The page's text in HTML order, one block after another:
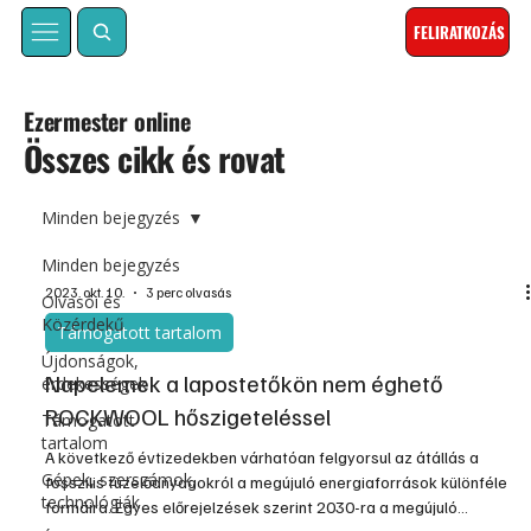
FELIRATKOZÁS
Összes cikk és rovat
Ezermester online
Minden bejegyzés
Olvasói és
Közérdekű
Újdonságok,
érdekességek
Támogatott
tartalom
Gépek, szerszámok,
technológiák
Minden bejegyzés
2023. okt. 10. 3 perc olvasás
Támogatott tartalom
Napelemek a lapostetőkön nem éghető
ROCKWOOL hőszigeteléssel
A következő évtizedekben várhatóan felgyorsul az átállás a
fosszilis tüzelőanyagokról a megújuló energiaforrások különféle
formáira. Egyes előrejelzések szerint 2030-ra a megújuló